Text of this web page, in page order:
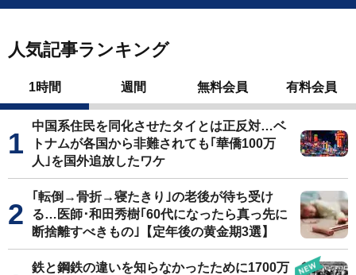
人気記事ランキング
1時間 週間 無料会員 有料会員
中国系住民を同化させたタイとは正反対…ベ
トナムが各国から非難されても｢華僑100万
人｣を国外追放したワケ
｢転倒→骨折→寝たきり｣の老後が待ち受け
る…医師･和田秀樹｢60代になったら真っ先に
断捨離すべきもの｣【定年後の黄金期3選】
鉄と鋼鉄の違いを知らなかったために1700万